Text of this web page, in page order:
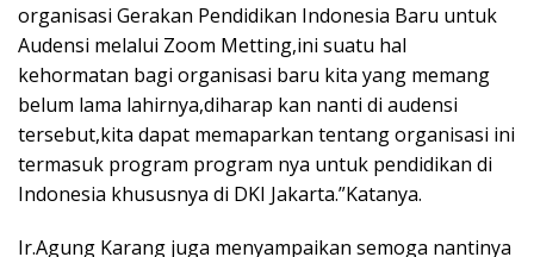
organisasi Gerakan Pendidikan Indonesia Baru untuk
Audensi melalui Zoom Metting,ini suatu hal
kehormatan bagi organisasi baru kita yang memang
belum lama lahirnya,diharap kan nanti di audensi
tersebut,kita dapat memaparkan tentang organisasi ini
termasuk program program nya untuk pendidikan di
Indonesia khususnya di DKI Jakarta.”Katanya.
Ir.Agung Karang juga menyampaikan semoga nantinya